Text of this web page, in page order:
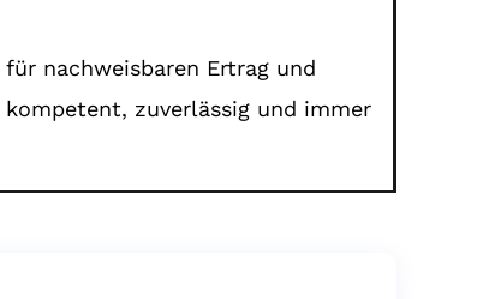
nachweisbaren Ertrag und
zuverlässig und immer